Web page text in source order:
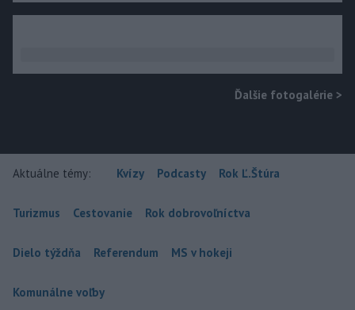
Ďalšie fotogalérie >
Aktuálne témy: Kvízy Podcasty Rok Ľ.Štúra
Turizmus Cestovanie Rok dobrovoľníctva
Dielo týždňa Referendum MS v hokeji
Komunálne voľby